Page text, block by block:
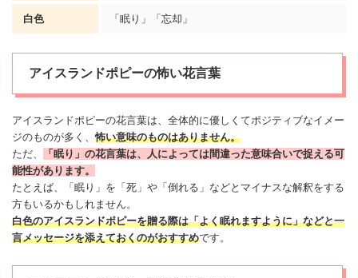
白色 「眠り」「忘却」
アイスランドポピーの怖い花言葉
アイスランドポピーの花言葉は、全体的に優しくてポジティブなイメー
ジのものが多く、怖い意味のものはありません。
ただ、
「眠り」の花言葉は、人によっては間違った意味合いで捉える可
能性があります。
たとえば、「眠り」を「死」や「倒れる」などとマイナスな解釈をする
方もいるかもしれません。
白色のアイスランドポピーを贈る際は「よく眠れますように」などと一
言メッセージを添えておくのがおすすめです。